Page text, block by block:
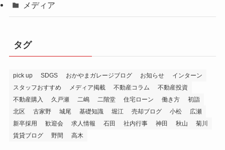
メディア
タグ
pick up SDGS おかやまガレージブログ お知らせ
インターン
スタッフおすすめ
メディア掲載 不動産コラム
不動産投資
不動産購入
久戸瀬 二嶋 二階堂 住宅ローン 働き方
初詣
北区
古家野 城尾 基礎知識 堀江 売却ブログ 小松
広瀬
新卒採用
歓迎会 求人情報 石田 社内行事 神田 秋山
菊川
賃貸ブログ
野間 高木